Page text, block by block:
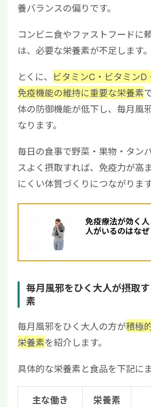
養バランスの偏りです。
コンビニ食やファストフードに
は、必要な栄養素が不足します。
とくに、
ビタミンC・ビタミンD
免疫機能の維持に重要な栄養素
体の防御機能が低下し、毎月風
なります。
毎日の食事で野菜・果物・タン
スよく摂取すれば、免疫力が高
にくい体質づくりにつながります
免疫療法が効く
人がいるのはな
毎月風邪をひく大人が摂取
素
毎月風邪をひく大人の方が積極
栄養素を紹介します。
具体的な栄養素と食品を下記に
主な働き 栄養素